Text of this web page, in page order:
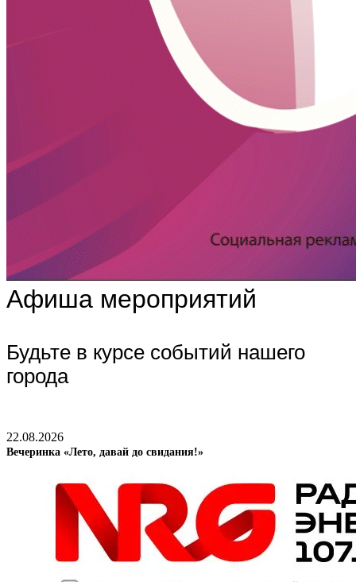
Афиша мероприятий
Будьте в курсе событий нашего
города
22.08.2026
Вечеринка «Лето, давай до свидания!»